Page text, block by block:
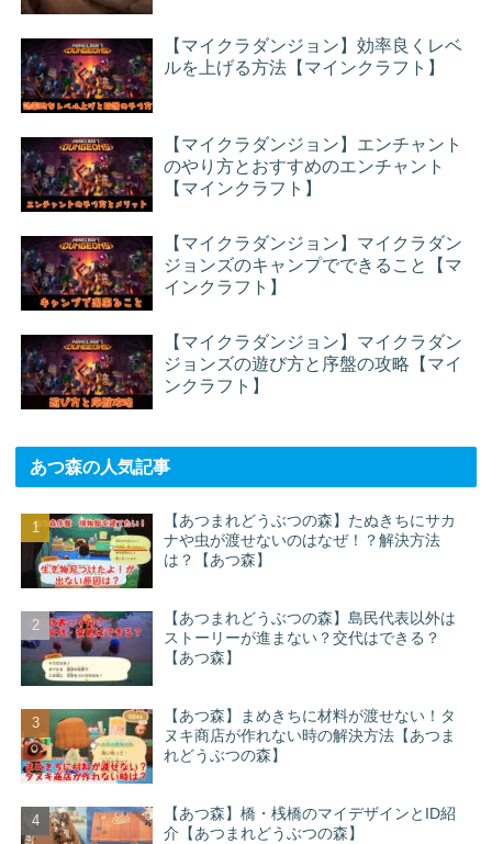
【マイクラダンジョン】効率良くレベ
ルを上げる方法【マインクラフト】
【マイクラダンジョン】エンチャント
のやり方とおすすめのエンチャント
【マインクラフト】
【マイクラダンジョン】マイクラダン
ジョンズのキャンプでできること【マ
インクラフト】
【マイクラダンジョン】マイクラダン
ジョンズの遊び方と序盤の攻略【マイ
ンクラフト】
あつ森の人気記事
【あつまれどうぶつの森】たぬきちにサカ
ナや虫が渡せないのはなぜ！？解決方法
は？【あつ森】
【あつまれどうぶつの森】島民代表以外は
ストーリーが進まない？交代はできる？
【あつ森】
【あつ森】まめきちに材料が渡せない！タ
ヌキ商店が作れない時の解決方法【あつま
れどうぶつの森】
【あつ森】橋・桟橋のマイデザインとID紹
介【あつまれどうぶつの森】